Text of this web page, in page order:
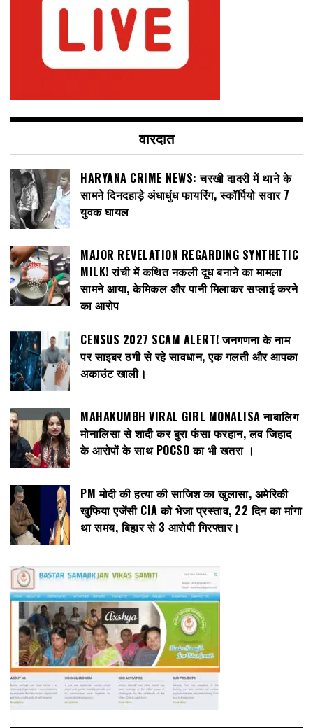
वारदात
HARYANA CRIME NEWS: चरखी दादरी में थाने के
सामने दिनदहाड़े अंधाधुंध फायरिंग, स्कॉर्पियो सवार 7
युवक घायल
MAJOR REVELATION REGARDING SYNTHETIC
MILK! रांची में कथित नकली दूध बनाने का मामला
सामने आया, केमिकल और पानी मिलाकर सप्लाई करने
का आरोप
CENSUS 2027 SCAM ALERT! जनगणना के नाम
पर साइबर ठगी से रहे सावधान, एक गलती और आपका
अकाउंट खाली।
MAHAKUMBH VIRAL GIRL MONALISA नाबालिग
मोनालिसा से शादी कर बुरा फंसा फरहान, लव जिहाद
के आरोपों के साथ POCSO का भी खतरा ।
PM मोदी की हत्या की साजिश का खुलासा, अमेरिकी
खुफिया एजेंसी CIA को भेजा प्रस्ताव, 22 दिन का मांगा
था समय, बिहार से 3 आरोपी गिरफ्तार।